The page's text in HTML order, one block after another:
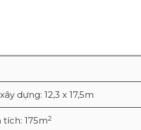
dựng: 12,3 x 17,5m
tích: 175m2